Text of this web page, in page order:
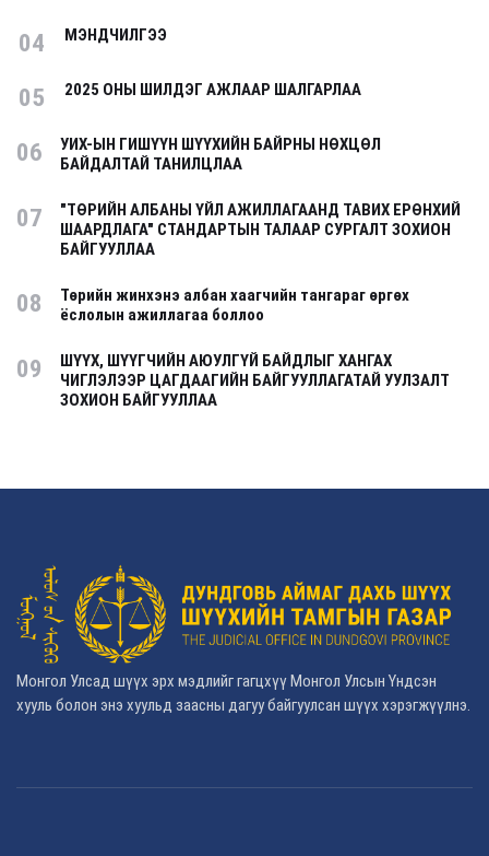
04 МЭНДЧИЛГЭЭ
05 2025 ОНЫ ШИЛДЭГ АЖЛААР ШАЛГАРЛАА
06
УИХ-ЫН ГИШҮҮН ШҮҮХИЙН БАЙРНЫ НӨХЦӨЛ
БАЙДАЛТАЙ ТАНИЛЦЛАА
07
"ТӨРИЙН АЛБАНЫ ҮЙЛ АЖИЛЛАГААНД ТАВИХ ЕРӨНХИЙ
ШААРДЛАГА" СТАНДАРТЫН ТАЛААР СУРГАЛТ ЗОХИОН
БАЙГУУЛЛАА
08
Төрийн жинхэнэ албан хаагчийн тангараг өргөх
ёслолын ажиллагаа боллоо
09
ШҮҮХ, ШҮҮГЧИЙН АЮУЛГҮЙ БАЙДЛЫГ ХАНГАХ
ЧИГЛЭЛЭЭР ЦАГДААГИЙН БАЙГУУЛЛАГАТАЙ УУЛЗАЛТ
ЗОХИОН БАЙГУУЛЛАА
Монгол Улсад шүүх эрх мэдлийг гагцхүү Монгол Улсын Үндсэн
хууль болон энэ хуульд заасны дагуу байгуулсан шүүх хэрэгжүүлнэ.